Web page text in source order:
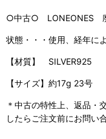
○中古○ LONEONES
状態・・・使用、経年に
【材質】 SILVER925
【サイズ】約17g 23号
＊中古の特性上、返品・
したらご注文前にお問い